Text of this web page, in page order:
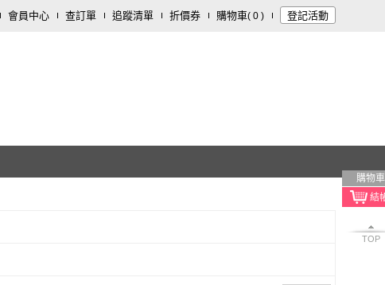
會員中心 查訂單 追蹤清單 折價券 購物車( 0 ) 登記活動
購物車
TOP